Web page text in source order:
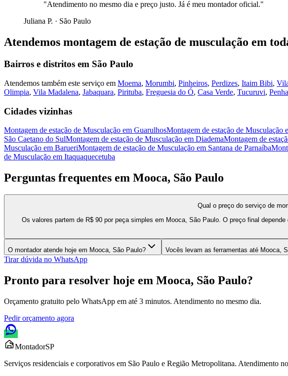
"Atendimento no mesmo dia e preço justo. Já é meu montador oficial."
Juliana P. · São Paulo
Atendemos montagem de estação de musculação em
Bairros e distritos em São Paulo
Atendemos também este serviço em Moema, Morumbi, Pinheiros, Perdizes, Itaim Bibi,
Olimpia, Vila Madalena, Jabaquara, Pirituba, Freguesia do Ó, Casa Verde, Tucuruvi, Penha
Cidades vizinhas
Montagem de estação de Musculação em GuarulhosMontagem de estação de Musculação
São Caetano do SulMontagem de estação de Musculação em DiademaMontagem de
Musculação em BarueriMontagem de estação de Musculação em Santana de Parnaíba
de Musculação em Itaquaquecetuba
Perguntas frequentes em Mooca, São Paulo
Qual o preço do serviço de
Os valores partem de R$ 90 por peça simples em Mooca, São Paulo. O preço final
O montador atende hoje em Mooca, São Paulo? Vocês levam as ferramentas até Mooca,
Tirar dúvida no WhatsApp
Pronto para resolver hoje em Mooca, São Paulo?
Orçamento gratuito pelo WhatsApp em até 3 minutos. Atendimento no mesmo dia.
Pedir orçamento agora
MontadorSP
Serviços residenciais e corporativos em São Paulo e Região Metropolitana. Atendimento